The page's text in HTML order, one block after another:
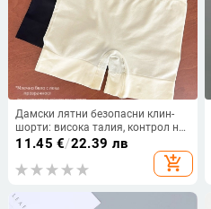
Дамски лятни безопасни клин-
шорти: висока талия, контрол на
корема, безшевни, едно парче,
11.45 €/22.39 лв
add_shopping_cart